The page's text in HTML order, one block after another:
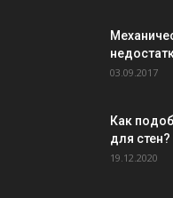
03.09.2017
Как
для стен?
19.12.2020